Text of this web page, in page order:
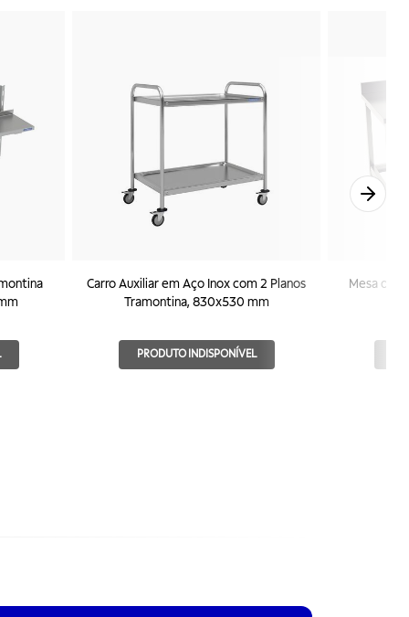
Carro Auxiliar em Aço Inox com 2 Planos
Tramontina, 830x530 mm
PRODUTO INDISPONÍVEL
Mesa de